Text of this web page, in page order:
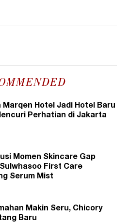
Marqen Hotel Jadi Hotel Baru
Perhatian di Jakarta
Momen Skincare Gap
First Care
Serum Mist
Makin Seru, Chicory
Baru